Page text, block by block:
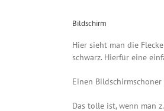
Bildschirm
Hier sieht man die
schwarz. Hierfür eine
Einen
Das tolle ist, wenn man